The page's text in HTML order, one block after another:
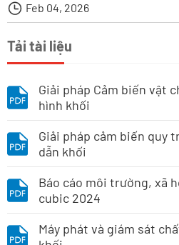
 Feb 04, 2026
Tải tài liệu
Giải pháp Cảm biến vật
hình khối
Giải pháp cảm biến quy
dẫn khối
Báo cáo môi trường, xã
cubic 2024
Máy phát và giám sát